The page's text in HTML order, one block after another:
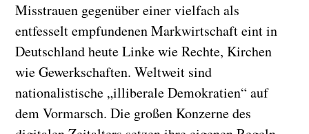
Misstrauen gegenüber einer vielfach als
entfesselt empfundenen Markwirtschaft eint in
Deutschland heute Linke wie Rechte, Kirchen
wie Gewerkschaften. Weltweit sind
nationalistische „illiberale Demokratien“ auf
dem Vormarsch. Die großen Konzerne des